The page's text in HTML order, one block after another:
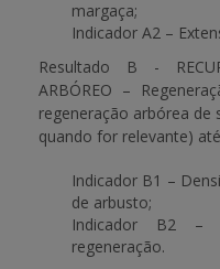
margaça;
Indicador A2 –
Resultado B -
ARBÓREO –
regeneração arbórea de
quando for relevante)
Indicador B1 –
de arbusto;
Indicador B2 –
regeneração.